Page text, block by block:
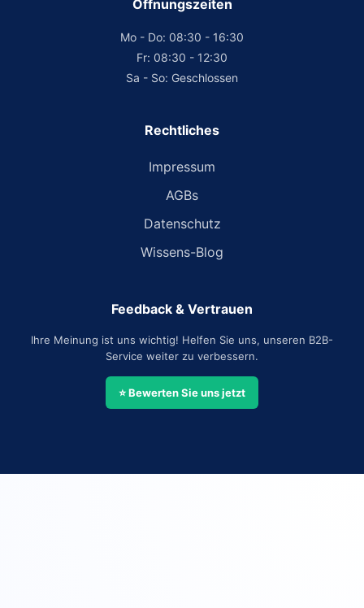
Öffnungszeiten
Mo - Do: 08:30 - 16:30
Fr: 08:30 - 12:30
Sa - So: Geschlossen
Rechtliches
Impressum
AGBs
Datenschutz
Wissens-Blog
Feedback & Vertrauen
Ihre Meinung ist uns wichtig! Helfen Sie uns, unseren B2B-
Service weiter zu verbessern.
⭐ Bewerten Sie uns jetzt